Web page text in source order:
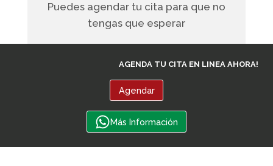
Puedes agendar tu cita para que no
tengas que esperar
AGENDA TU CITA EN LINEA AHORA!
Agendar
Más Información